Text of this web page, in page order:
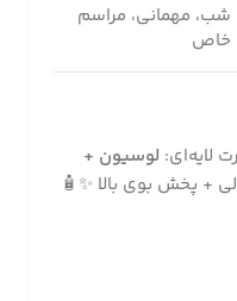
شب، مهمانی، مراسم
خاص
لایه‌ای: لوسیون +
+ پخش بوی بالا ✨🧴